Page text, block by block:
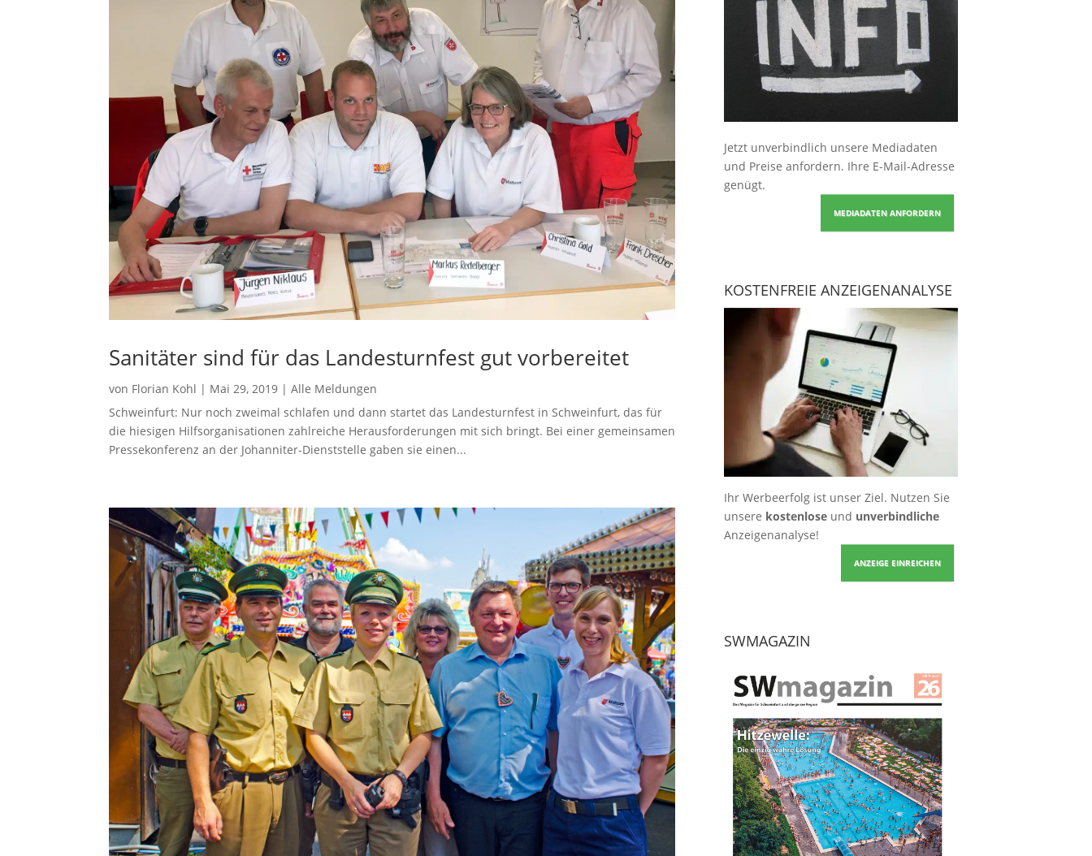
Sanitäter sind für das Landesturnfest gut vorbereitet
von Florian Kohl | Mai 29, 2019 |Alle Meldungen
Schweinfurt: Nur noch zweimal schlafen und dann startet das Landesturnfest in Schweinfurt, das für
die hiesigen Hilfsorganisationen zahlreiche Herausforderungen mit sich bringt. Bei einer gemeinsamen
Pressekonferenz an der Johanniter-Dienststelle gaben sie einen...
Jetzt unverbindlich unsere Mediadaten
und Preise anfordern. Ihre E-Mail-Adresse
genügt.
MEDIADATEN ANFORDERN
KOSTENFREIE ANZEIGENANALYSE
Ihr Werbeerfolg ist unser Ziel. Nutzen Sie
unsere kostenloseund unverbindliche
Anzeigenanalyse!
ANZEIGE EINREICHEN
SWMAGAZIN